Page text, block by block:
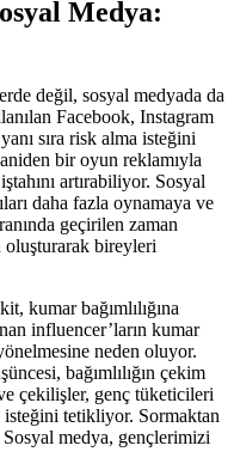
Medya:
değil, sosyal medyada da
Facebook, Instagram
sıra risk alma isteğini
bir oyun reklamıyla
artırabiliyor. Sosyal
daha fazla oynamaya ve
geçirilen zaman
oluşturarak bireyleri
kumar bağımlılığına
influencer’ların kumar
neden oluyor.
bağımlılığın çekim
çekilişler, genç tüketicileri
isteğini tetikliyor. Sormaktan
medya, gençlerimizi